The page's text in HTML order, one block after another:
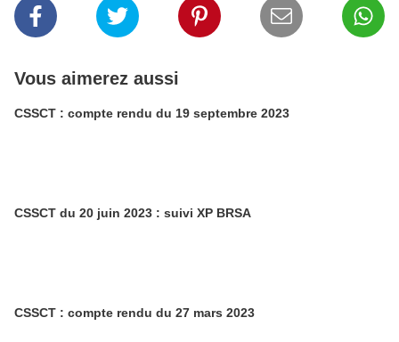
Vous aimerez aussi
CSSCT : compte rendu du 19 septembre 2023
CSSCT du 20 juin 2023 : suivi XP BRSA
CSSCT : compte rendu du 27 mars 2023